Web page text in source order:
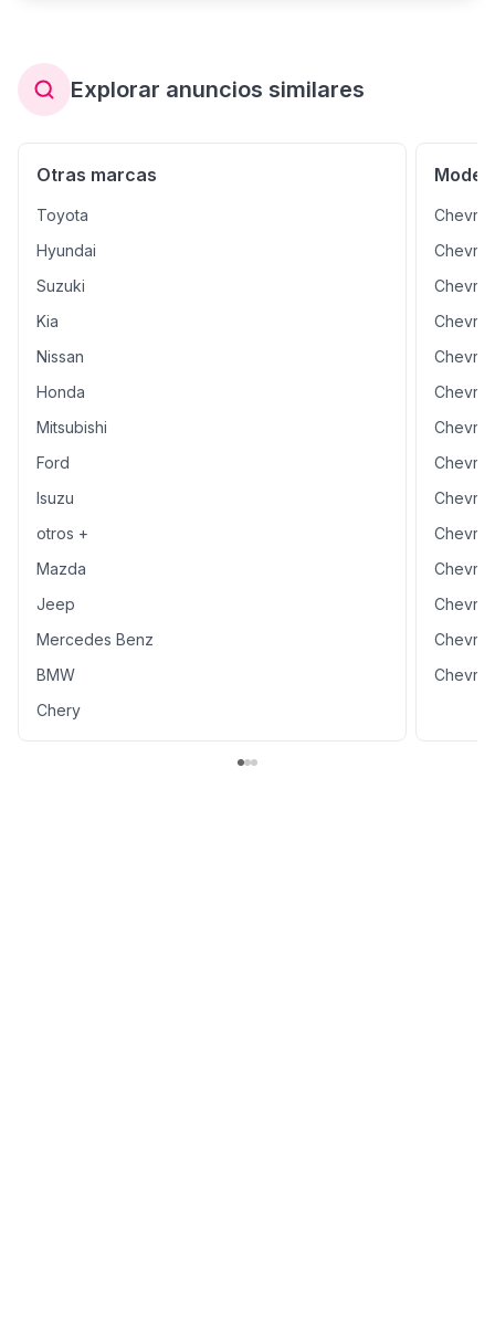
Explorar anuncios similares
Otras marcas
Toyota
Hyundai
Suzuki
Kia
Nissan
Honda
Mitsubishi
Ford
Isuzu
otros +
Mazda
Jeep
Mercedes Benz
BMW
Chery